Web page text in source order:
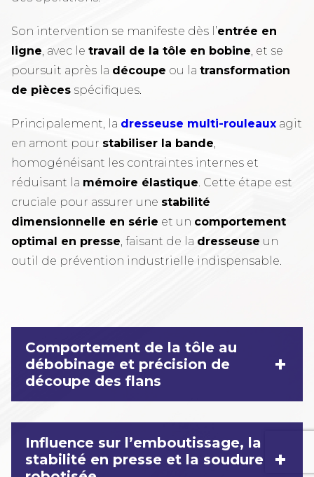
Son intervention se manifeste dès l’entrée en
ligne , avec le travail de la tôle en bobine , et se
poursuit après la découpe ou la transformation
de pièces spécifiques.
Principalement, la dresseuse multi-rouleaux agit
en amont pour stabiliser la bande
homogénéisant les contraintes internes et
réduisant la mémoire élastique . Cette étape est
cruciale pour assurer une stabilité
dimensionnelle en série et un comportement
optimal en presse , faisant de la dresseuse un
outil de prévention industrielle indispensable.
Comportement de la tôle au
débobinage et précision de
découpe des flans
+
Influence sur l’emboutissage, la
stabilité en presse et la soudure
+